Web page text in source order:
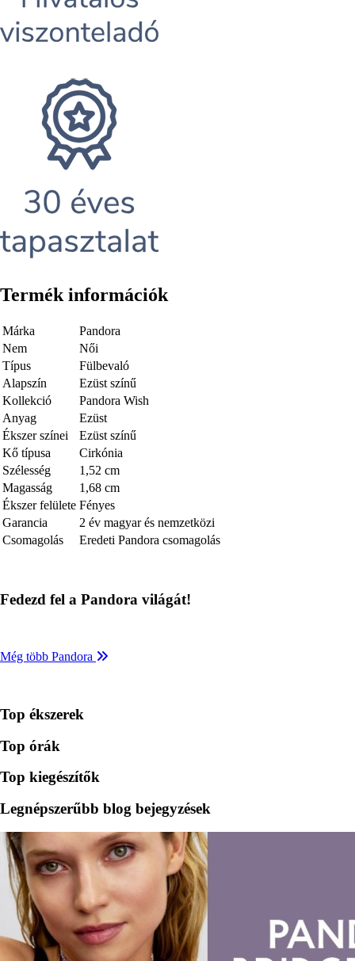
Termék információk
Márka
Pandora
Nem
Női
Típus
Fülbevaló
Alapszín
Ezüst színű
Kollekció
Pandora Wish
Anyag
Ezüst
Ékszer színei
Ezüst színű
Kő típusa
Cirkónia
Szélesség
1,52 cm
Magasság
1,68 cm
Ékszer felülete Fényes
Garancia
2 év magyar és nemzetközi
Csomagolás
Eredeti Pandora csomagolás
Fedezd fel a Pandora világát!
Még több Pandora
Top ékszerek
Top órák
Top kiegészítők
Legnépszerűbb blog bejegyzések